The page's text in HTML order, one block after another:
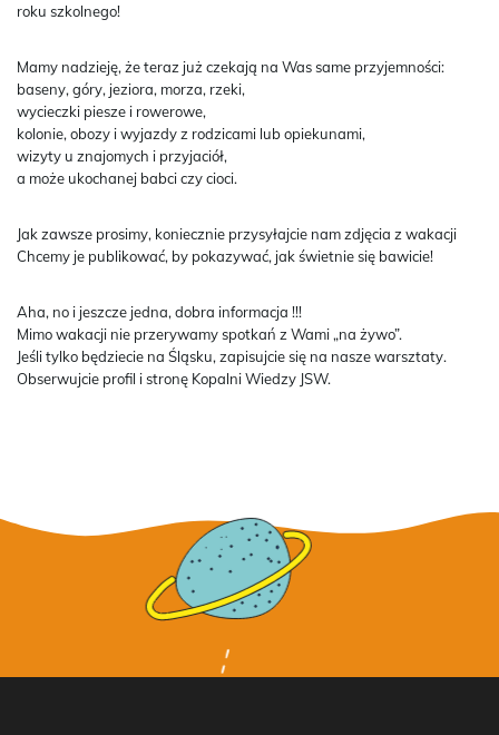
roku szkolnego!
Mamy nadzieję, że teraz już czekają na Was same przyjemności:
baseny, góry, jeziora, morza, rzeki,
wycieczki piesze i rowerowe,
kolonie, obozy i wyjazdy z rodzicami lub opiekunami,
wizyty u znajomych i przyjaciół,
a może ukochanej babci czy cioci.
Jak zawsze prosimy, koniecznie przysyłajcie nam zdjęcia z wakacji
Chcemy je publikować, by pokazywać, jak świetnie się bawicie!
Aha, no i jeszcze jedna, dobra informacja !!!
Mimo wakacji nie przerywamy spotkań z Wami „na żywo”.
Jeśli tylko będziecie na Śląsku, zapisujcie się na nasze warsztaty.
Obserwujcie profil i stronę Kopalni Wiedzy JSW.